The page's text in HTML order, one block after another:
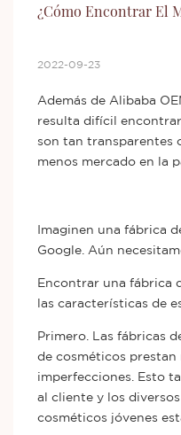
¿Cómo Encontrar El
2022-09-23
Además de Alibaba
resulta difícil encontrar
son tan transparentes
menos mercado en la
Imaginen una fábrica
Google. Aún
Encontrar una fábrica
las características de
Primero. Las fábricas
de cosméticos
imperfecciones. Esto
al cliente y los
cosméticos jóvenes